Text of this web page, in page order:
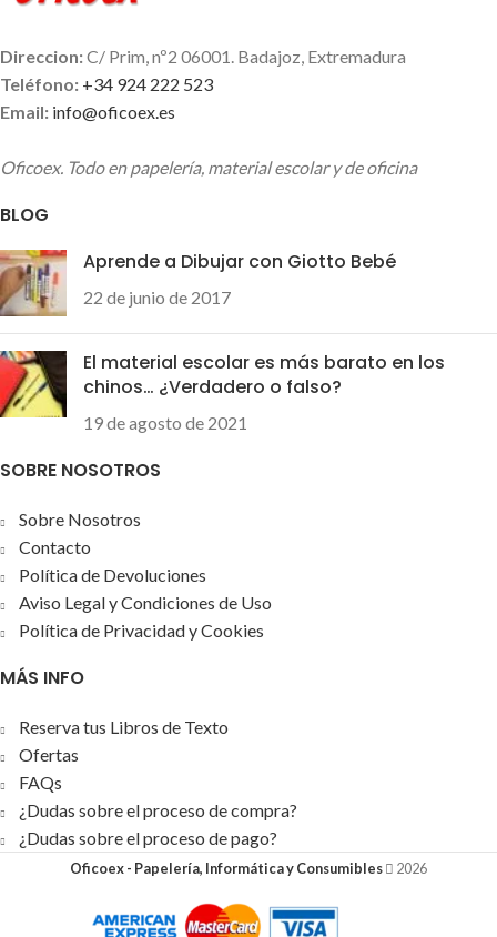
Direccion:C/ Prim, nº2 06001. Badajoz, Extremadura
Teléfono: +34 924 222 523
Email: info@oficoex.es
Oficoex. Todo en papelería, material escolar y de oficina
BLOG
Aprende a Dibujar con Giotto Bebé
22 de junio de 2017
El material escolar es más barato en los
chinos… ¿Verdadero o falso?
19 de agosto de 2021
SOBRE NOSOTROS
Sobre Nosotros
Contacto
Política de Devoluciones
Aviso Legal y Condiciones de Uso
Política de Privacidad y Cookies
MÁS INFO
Reserva tus Libros de Texto
Ofertas
FAQs
¿Dudas sobre el proceso de compra?
¿Dudas sobre el proceso de pago?
Oficoex - Papelería, Informática y Consumibles 2026